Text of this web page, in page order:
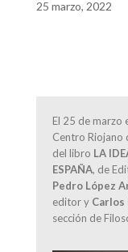
25 marzo, 2022
El 25 de marzo
Centro Riojano
del libro LA
ESPAÑA, de
Pedro López
editor y Carlos
sección de